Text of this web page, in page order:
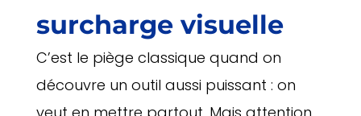
surcharge visuelle
C’est le piège classique quand on
découvre un outil aussi puissant : on